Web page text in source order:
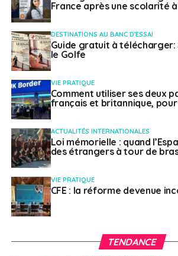
France après une scolarité
DESTINATIONS AU BANC D'ESSAI
Guide gratuit à télécharger:
le Golfe
VIE PRATIQUE
Comment utiliser ses deux
français et britannique,
ACTUALITÉS INTERNATIONALES
Loi mémorielle : quand
des étrangers à tour de
VIE PRATIQUE
CFE : la réforme devenue
TENDANCE